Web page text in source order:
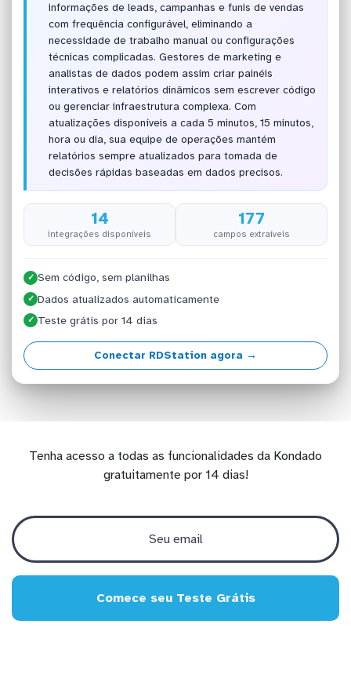
informações de leads, campanhas e funis de vendas
com frequência configurável, eliminando a
necessidade de trabalho manual ou configurações
técnicas complicadas. Gestores de marketing e
analistas de dados podem assim criar painéis
interativos e relatórios dinâmicos sem escrever código
ou gerenciar infraestrutura complexa. Com
atualizações disponíveis a cada 5 minutos, 15 minutos,
hora ou dia, sua equipe de operações mantém
relatórios sempre atualizados para tomada de
decisões rápidas baseadas em dados precisos.
14
integrações disponíveis
177
campos extraíveis
✓ Sem código, sem planilhas
✓ Dados atualizados automaticamente
✓ Teste grátis por 14 dias
Conectar RDStation agora →
Tenha acesso a todas as funcionalidades da Kondado
gratuitamente por 14 dias!
Comece seu Teste Grátis